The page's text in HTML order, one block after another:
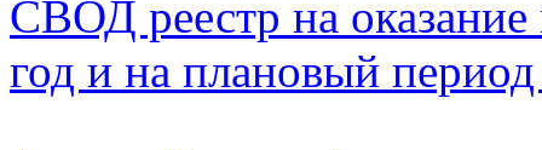
СВОД реестр на
год и на плановый